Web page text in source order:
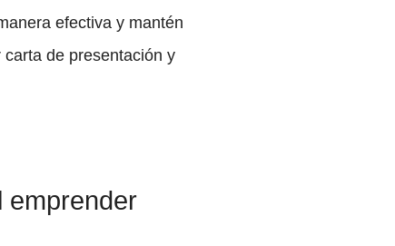
efectiva y mantén
de presentación y
emprender